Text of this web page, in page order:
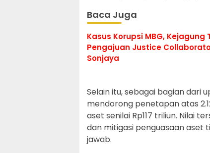
Baca Juga
Kasus Korupsi MBG, Kejagung
Pengajuan Justice
Sonjaya
Selain itu, sebagai bagian dari
mendorong penetapan atas
aset senilai Rp117 triliun. Nilai
dan mitigasi penguasaan aset
jawab.